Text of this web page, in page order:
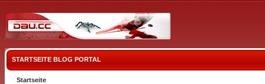
STARTSEITE BLOG PORTAL
Startseite